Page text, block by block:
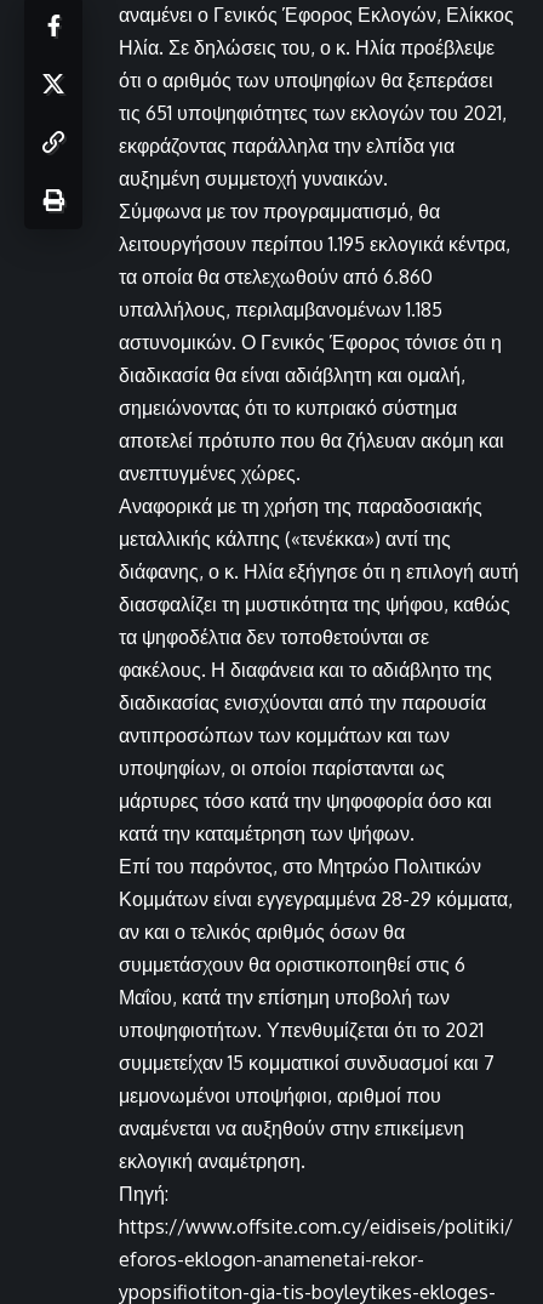
αναμένει ο Γενικός Έφορος Εκλογών, Ελίκκος
Ηλία. Σε δηλώσεις του, ο κ. Ηλία προέβλεψε
ότι ο αριθμός των υποψηφίων θα ξεπεράσει
τις 651 υποψηφιότητες των εκλογών του 2021,
εκφράζοντας παράλληλα την ελπίδα για
αυξημένη συμμετοχή γυναικών.
Σύμφωνα με τον προγραμματισμό, θα
λειτουργήσουν περίπου 1.195 εκλογικά κέντρα,
τα οποία θα στελεχωθούν από 6.860
υπαλλήλους, περιλαμβανομένων 1.185
αστυνομικών. Ο Γενικός Έφορος τόνισε ότι η
διαδικασία θα είναι αδιάβλητη και ομαλή,
σημειώνοντας ότι το κυπριακό σύστημα
αποτελεί πρότυπο που θα ζήλευαν ακόμη και
ανεπτυγμένες χώρες.
Αναφορικά με τη χρήση της παραδοσιακής
μεταλλικής κάλπης («τενέκκα») αντί της
διάφανης, ο κ. Ηλία εξήγησε ότι η επιλογή αυτή
διασφαλίζει τη μυστικότητα της ψήφου, καθώς
τα ψηφοδέλτια δεν τοποθετούνται σε
φακέλους. Η διαφάνεια και το αδιάβλητο της
διαδικασίας ενισχύονται από την παρουσία
αντιπροσώπων των κομμάτων και των
υποψηφίων, οι οποίοι παρίστανται ως
μάρτυρες τόσο κατά την ψηφοφορία όσο και
κατά την καταμέτρηση των ψήφων.
Επί του παρόντος, στο Μητρώο Πολιτικών
Κομμάτων είναι εγγεγραμμένα 28-29 κόμματα,
αν και ο τελικός αριθμός όσων θα
συμμετάσχουν θα οριστικοποιηθεί στις 6
Μαΐου, κατά την επίσημη υποβολή των
υποψηφιοτήτων. Υπενθυμίζεται ότι το 2021
συμμετείχαν 15 κομματικοί συνδυασμοί και 7
μεμονωμένοι υποψήφιοι, αριθμοί που
αναμένεται να αυξηθούν στην επικείμενη
εκλογική αναμέτρηση.
Πηγή:
https://www.offsite.com.cy/eidiseis/politiki/
eforos-eklogon-anamenetai-rekor-
ypopsifiotiton-gia-tis-boyleytikes-ekloges-